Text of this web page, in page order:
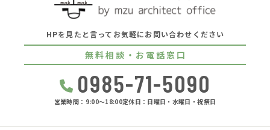
HPを見たと言ってお気軽にお問い合わせください
無料相談・お電話窓口
0985-71-5090
営業時間：9:00〜18:00定休日：日曜日・水曜日・祝祭日